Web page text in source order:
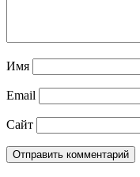
Имя
Email
Сайт